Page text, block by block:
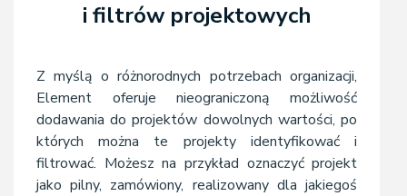
i filtrów projektowych
Z myślą o różnorodnych potrzebach organizacji,
Element oferuje nieograniczoną możliwość
dodawania do projektów dowolnych wartości, po
których można te projekty identyfikować i
filtrować. Możesz na przykład oznaczyć projekt
jako pilny, zamówiony, realizowany dla jakiegoś